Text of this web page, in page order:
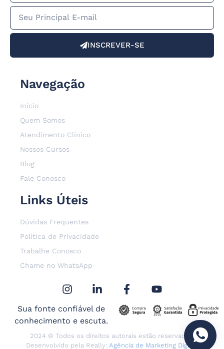
INSCREVER-SE
Navegação
Início
Quem Somos
Atendimento Clínico
Nossos Cursos
Blog
Fale Conosco
Links Úteis
Dúvidas Frequentes
Política de Privacidade
Trabalhe Conosco
Chame no WhatsApp
Sua fonte confiável de
conhecimento e escuta.
2024 © Todos os direitos autorais estão reservados.
Desenvolvido pela Really: Agência de Marketing Digital .